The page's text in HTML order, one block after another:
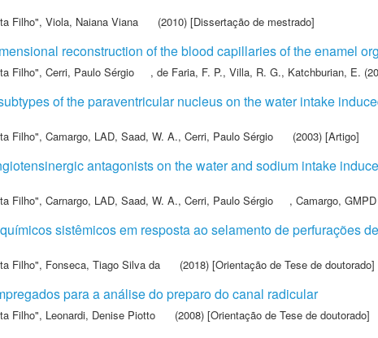
Filho", Viola, Naiana Viana (2010) [Dissertação de mestrado]
reconstruction of the blood capillaries of the enamel
Filho", Cerri, Paulo Sérgio , de Faria, F. P., Villa, R. G., Katchburian, E.
of the paraventricular nucleus on the water intake
Filho", Camargo, LAD, Saad, W. A., Cerri, Paulo Sérgio (2003) [Artigo]
antagonists on the water and sodium intake
Filho", Carnargo, LAD, Saad, W. A., Cerri, Paulo Sérgio , Camargo, GMPD
sistêmicos em resposta ao selamento de perfurações
Filho", Fonseca, Tiago Silva da (2018) [Orientação de Tese de doutorado]
para a análise do preparo do canal radicular
Filho", Leonardi, Denise Piotto (2008) [Orientação de Tese de doutorado]